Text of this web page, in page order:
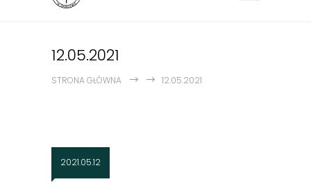
12.05.2021
STRONA GŁÓWNA 12.05.2021
2021.05.12